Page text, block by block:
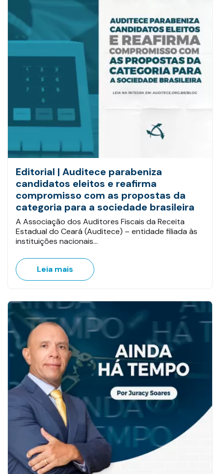
Editorial | Auditece parabeniza
candidatos eleitos e reafirma
compromisso com as propostas da
categoria para a sociedade brasileira
A Associação dos Auditores Fiscais da Receita
Estadual do Ceará (Auditece) – entidade filiada às
instituições nacionais…
Leia mais